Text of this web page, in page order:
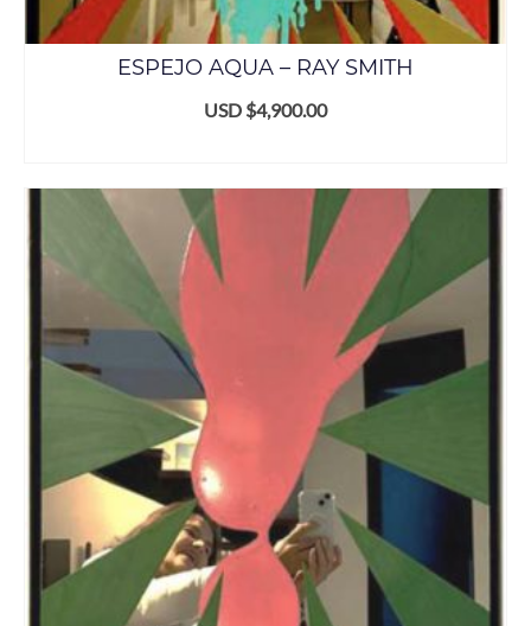
ESPEJO AQUA – RAY SMITH
USD $4,900.00